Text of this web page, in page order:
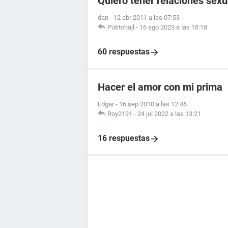
dan - 12 abr 2011 a las 07:53
Putitohajl - 16 ago 2023 a las 18:18
60 respuestas
Hacer el amor con mi prima
Edgar - 16 sep 2010 a las 12:46
Roy2191 - 24 jul 2022 a las 13:21
16 respuestas